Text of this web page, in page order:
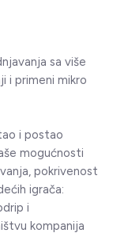
sa više
i primeni mikro
i postao
mogućnosti
pokrivenost
igrača:
i
kompanija